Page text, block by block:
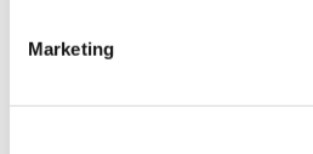
Marketing
MARCA
TIPOLOGIA
BLS